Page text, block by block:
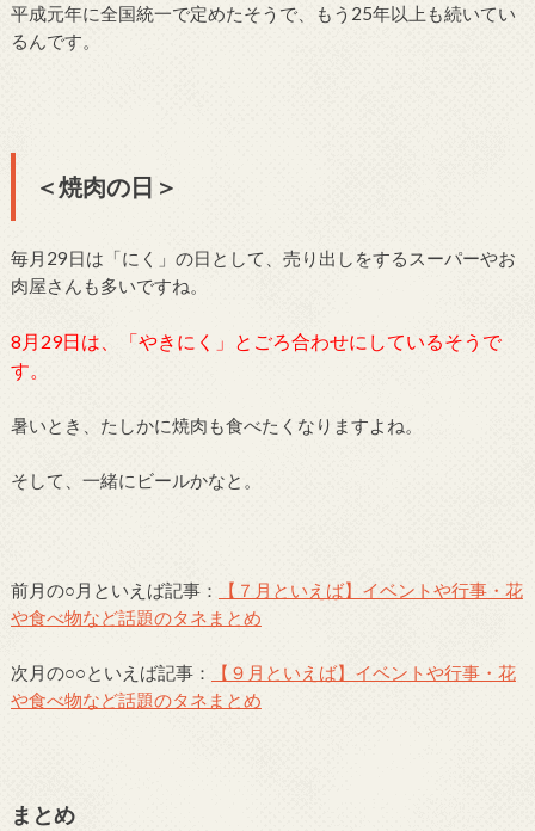
平成元年に全国統一で定めたそうで、もう25年以上も続いてい
るんです。
＜焼肉の日＞
毎月29日は「にく」の日として、売り出しをするスーパーやお
肉屋さんも多いですね。
8月29日は、「やきにく」とごろ合わせにしているそうで
す。
暑いとき、たしかに焼肉も食べたくなりますよね。
そして、一緒にビールかなと。
前月の○月といえば記事：
【７月といえば】イベントや行事・花
や食べ物など話題のタネまとめ
次月の○○といえば記事：
【９月といえば】イベントや行事・花
や食べ物など話題のタネまとめ
まとめ